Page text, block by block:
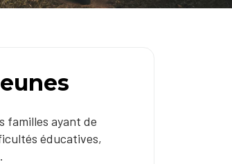
familles ayant de
éducatives,